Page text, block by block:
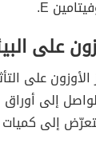
على
الأوزون على
إلى
إلى